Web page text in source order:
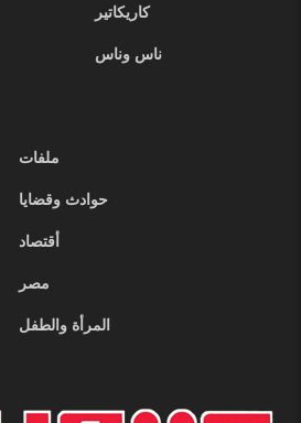
كاريكاتير
ناس وناس
ملفات
حوادث وقضايا
أقتصاد
مصر
المرأة والطفل